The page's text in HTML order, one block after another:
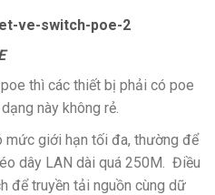
thì các thiết bị phải có poe
này không rẻ.
mức giới hạn tối đa, thường để
dây LAN dài quá 250M. Điều
để truyền tải nguồn cùng dữ